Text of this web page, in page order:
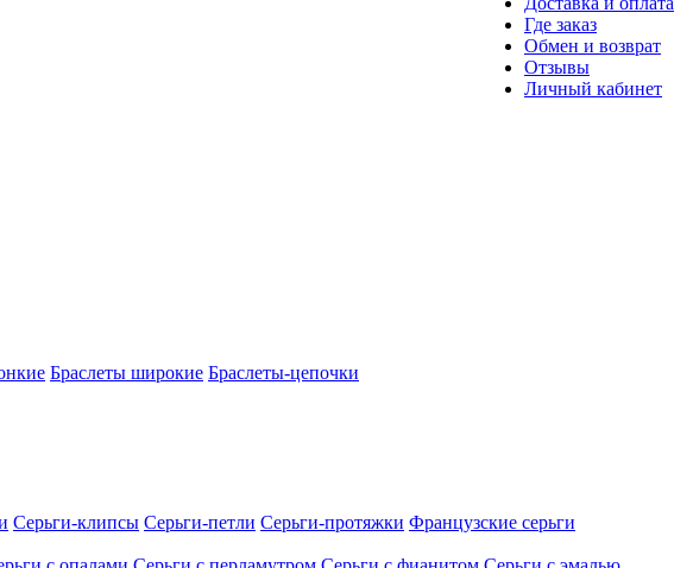
Где заказ
Обмен и возврат
Отзывы
Личный кабинет
Браслеты широкие Браслеты-цепочки
Серьги-клипсы Серьги-петли Серьги-протяжки Французские серьги